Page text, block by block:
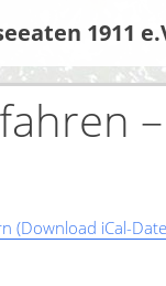
1911
(Download iCal-